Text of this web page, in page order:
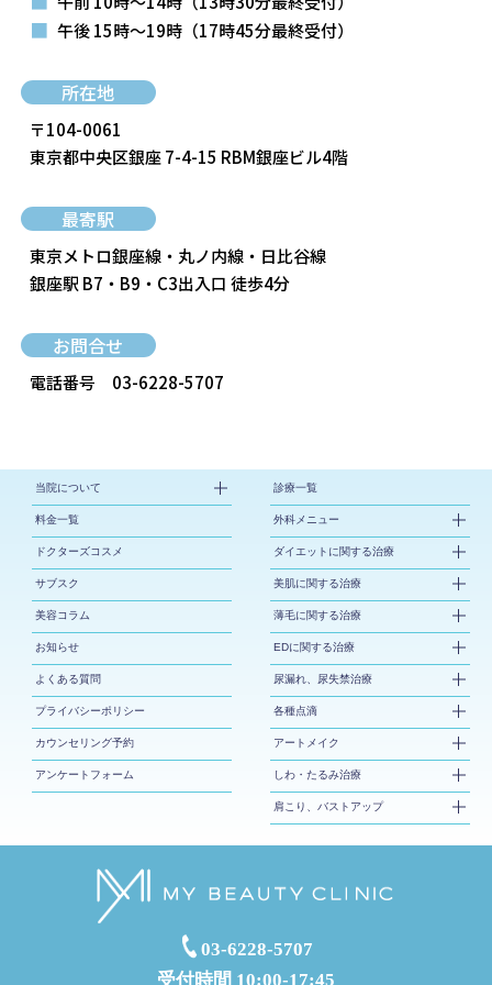
■ 午後 15時～19時 （17時45分最終受付）
所在地
〒104-0061
東京都中央区銀座 7-4-15 RBM銀座ビル4階
最寄駅
東京メトロ銀座線・丸ノ内線・日比谷線
銀座駅 B7・B9・C3出入口 徒歩4分
お問合せ
電話番号 03-6228-5707
当院について
料金一覧
ドクターズコスメ
サブスク
美容コラム
お知らせ
よくある質問
プライバシーポリシー
カウンセリング予約
アンケートフォーム
診療一覧
外科メニュー
ダイエットに関する治療
美肌に関する治療
薄毛に関する治療
EDに関する治療
尿漏れ、尿失禁治療
各種点滴
アートメイク
しわ・たるみ治療
肩こり、バストアップ
03-6228-5707
受付時間 10:00-17:45